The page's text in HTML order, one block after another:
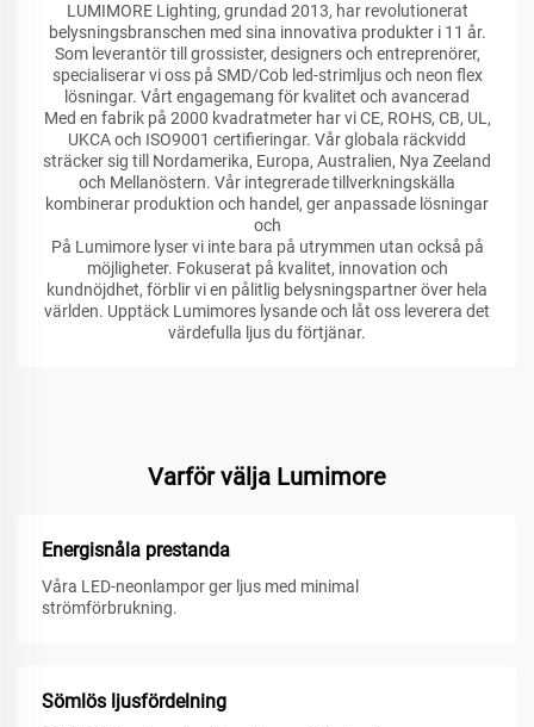
LUMIMORE Lighting, grundad 2013, har revolutionerat
belysningsbranschen med sina innovativa produkter i 11 år.
Som leverantör till grossister, designers och entreprenörer,
specialiserar vi oss på SMD/Cob led-strimljus och neon flex
lösningar. Vårt engagemang för kvalitet och avancerad
Med en fabrik på 2000 kvadratmeter har vi CE, ROHS, CB, UL,
UKCA och ISO9001 certifieringar. Vår globala räckvidd
sträcker sig till Nordamerika, Europa, Australien, Nya Zeeland
och Mellanöstern. Vår integrerade tillverkningskälla
kombinerar produktion och handel, ger anpassade lösningar
och
På Lumimore lyser vi inte bara på utrymmen utan också på
möjligheter. Fokuserat på kvalitet, innovation och
kundnöjdhet, förblir vi en pålitlig belysningspartner över hela
världen. Upptäck Lumimores lysande och låt oss leverera det
värdefulla ljus du förtjänar.
Varför välja Lumimore
Energisnåla prestanda
Våra LED-neonlampor ger ljus med minimal
strömförbrukning.
Sömlös ljusfördelning